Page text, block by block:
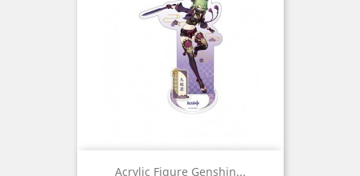
Acrylic Figure Genshin...